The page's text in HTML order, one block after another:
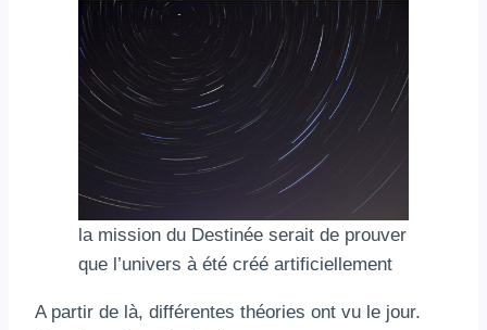
la mission du Destinée serait de prouver
que l’univers à été créé artificiellement
A partir de là, différentes théories ont vu le jour.